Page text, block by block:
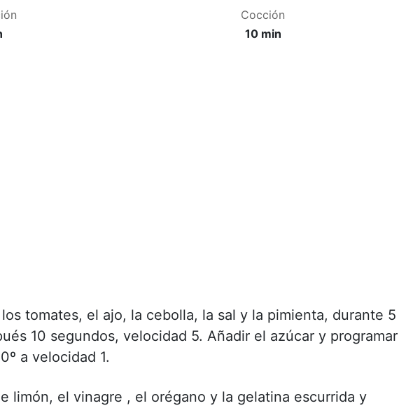
Cocción
10 min
tomates, el ajo, la cebolla, la sal y la pimienta, durante 5
10 segundos, velocidad 5. Añadir el azúcar y programar
a velocidad 1.
limón, el vinagre , el orégano y la gelatina escurrida y